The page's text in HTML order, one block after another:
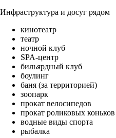
Инфраструктура и досуг рядом
кинотеатр
театр
ночной клуб
SPA-центр
бильярдный клуб
боулинг
баня (за территорией)
зоопарк
прокат велосипедов
прокат роликовых коньков
водные виды спорта
рыбалка